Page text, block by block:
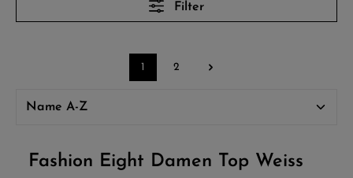
Filter
1 2
Fashion Eight Damen Top Weiss